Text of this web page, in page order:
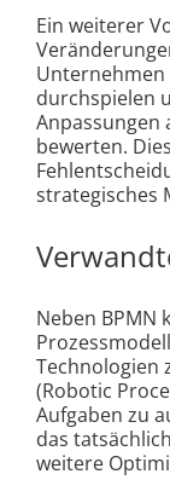
Ein weiterer
Unternehmen
durchspielen
Anpassungen
bewerten.
strategisches
Neben BPMN
Technologien
(Robotic
Aufgaben zu
das
weitere